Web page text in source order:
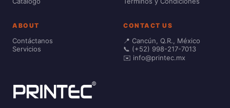
ABOUT
Contáctanos
Servicios
CONTACT US
📍 Cancún, Q.R., México
📞 (+52) 998-217-7013
✉️ info@printec.mx